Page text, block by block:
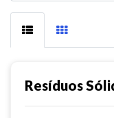
Resíduos